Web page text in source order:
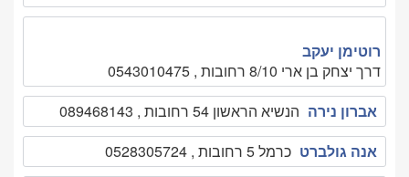
רוטימן יעקב
דרך יצחק בן ארי 8/10 רחובות , 0543010475
אברון נירה הנשיא הראשון 54 רחובות , 089468143
אנה גולברט כרמל 5 רחובות , 0528305724